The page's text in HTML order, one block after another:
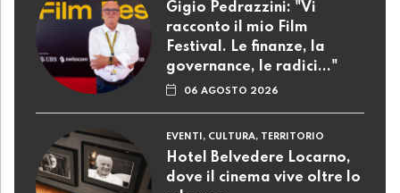
Gigio Pedrazzini: "Vi
racconto il mio Film
Festival. Le finanze, la
governance, le radici..."
06 AGOSTO 2026
EVENTI, CULTURA, TERRITORIO
Hotel Belvedere Locarno,
dove il cinema vive oltre lo